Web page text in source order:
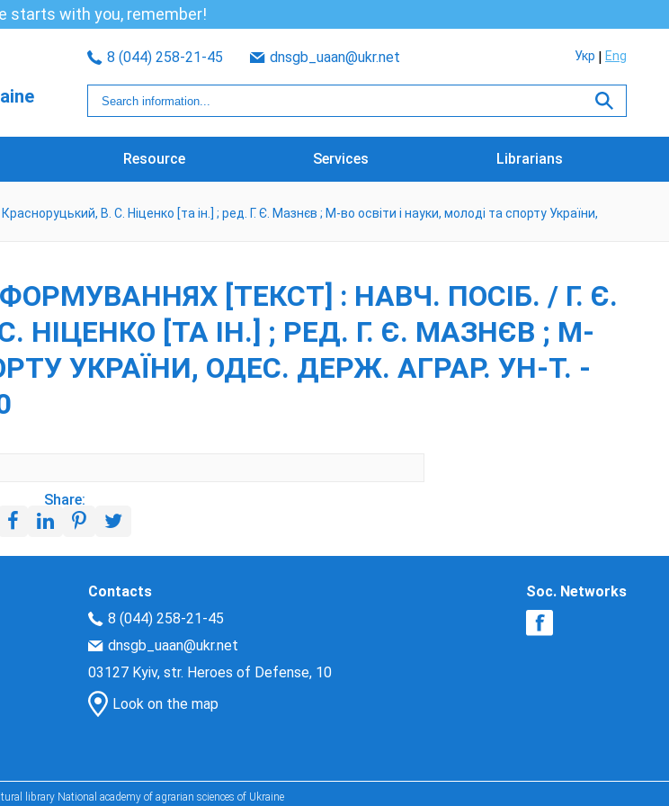
starts with you, remember!
8 (044) 258-21-45 dnsgb_uaan@ukr.net Укр Eng
Resource Services Librarians
В. С. Ніценко [та ін.] ; ред. Г. Є. Мазнєв ; М-во освіти і науки, молоді та спорту України,
[ТЕКСТ] : НАВЧ. ПОСІБ. / Г. Є.
НІЦЕНКО [ТА ІН.] ; РЕД. Г. Є. МАЗНЄВ ; М-
УКРАЇНИ, ОДЕС. ДЕРЖ. АГРАР. УН-Т. -
Share:
Contacts
8 (044) 258-21-45
dnsgb_uaan@ukr.net
03127 Kyiv, str. Heroes of Defense, 10
Look on the map
Soc. Networks
library National academy of agrarian sciences of Ukraine